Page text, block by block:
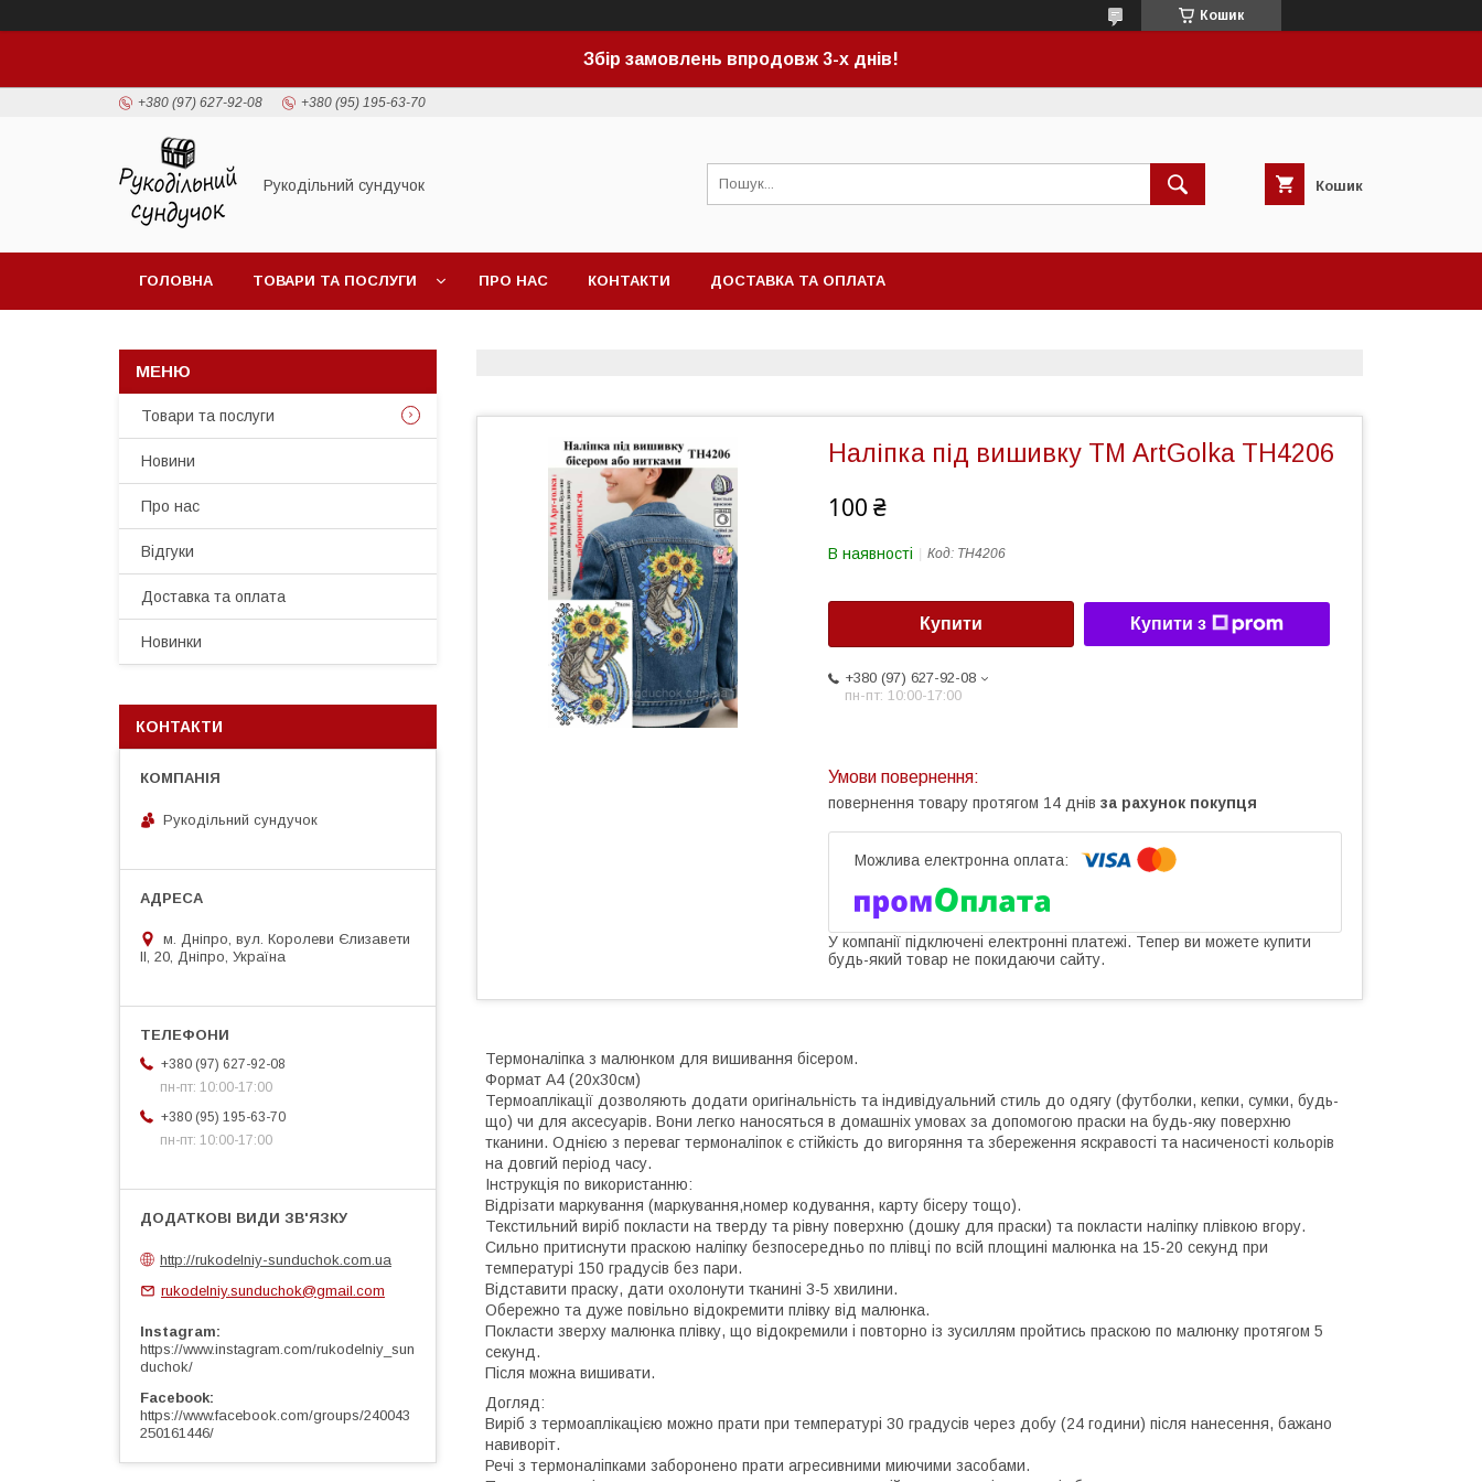
Кошик
Збір замовлень впродовж 3-х днів!
+380 (97) 627-92-08 +380 (95) 195-63-70
Рукодільний сундучок Кошик
ГОЛОВНА ТОВАРИ ТА ПОСЛУГИ ПРО НАС КОНТАКТИ ДОСТАВКА ТА ОПЛАТА
Наліпка під вишивку ТМ ArtGolka ТН4206
100 ₴
В наявності Код: ТН4206
Купити Купити з
+380 (97) 627-92-08
пн-пт: 10:00-17:00
повернення товару протягом 14 днів за рахунок покупця
У компанії підключені електронні платежі. Тепер ви можете купити
будь-який товар не покидаючи сайту.
Термоналіпка з малюнком для вишивання бісером.
Формат А4 (20х30см)
Термоаплікації дозволяють додати оригінальність та індивідуальний стиль до одягу (футболки, кепки, сумки, будь-
що) чи для аксесуарів. Вони легко наносяться в домашніх умовах за допомогою праски на будь-яку поверхню
тканини. Однією з переваг термоналіпок є стійкість до вигоряння та збереження яскравості та насиченості кольорів
на довгий період часу.
Інструкція по використанню:
Відрізати маркування (маркування,номер кодування, карту бісеру тощо).
Текстильний виріб покласти на тверду та рівну поверхню (дошку для праски) та покласти наліпку плівкою вгору.
Сильно притиснути праскою наліпку безпосередньо по плівці по всій площині малюнка на 15-20 секунд при
температурі 150 градусів без пари.
Відставити праску, дати охолонути тканині 3-5 хвилини.
Обережно та дуже повільно відокремити плівку від малюнка.
Покласти зверху малюнка плівку, що відокремили і повторно із зусиллям пройтись праскою по малюнку протягом 5
секунд.
Після можна вишивати.
Догляд:
Виріб з термоаплікацією можно прати при температурі 30 градусів через добу (24 години) після нанесення, бажано
навиворіт.
Речі з термоналіпками заборонено прати агресивними миючими засобами.
Товари та послуги
Новини
Про нас
Відгуки
Доставка та оплата
Новинки
КОНТАКТИ
Рукодільний сундучок
м. Дніпро, вул. Королеви Єлизавети
ІІ, 20, Дніпро, Україна
+380 (97) 627-92-08
пн-пт: 10:00-17:00
+380 (95) 195-63-70
пн-пт: 10:00-17:00
http://rukodelniy-sunduchok.com.ua
rukodelniy.sunduchok@gmail.com
Instagram
https://www.instagram.com/rukodelniy_sun
duchok/
Facebook
https://www.facebook.com/groups/240043
250161446/